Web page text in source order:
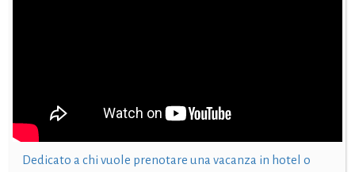
Dedicato a chi vuole prenotare una vacanza in hotel o